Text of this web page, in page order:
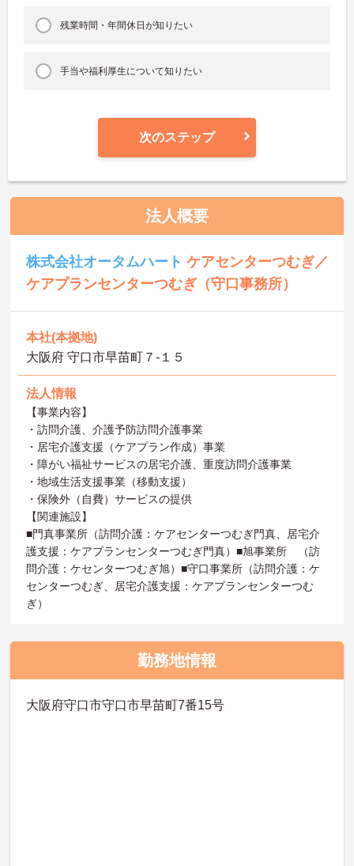
残業時間・年間休日が知りたい
手当や福利厚生について知りたい
次のステップ
法人概要
株式会社オータムハートケアセンターつむぎ／
ケアプランセンターつむぎ（守口事務所）
本社(本拠地)
大阪府 守口市早苗町７-１５
法人情報
【事業内容】
・訪問介護、介護予防訪問介護事業
・居宅介護支援（ケアプラン作成）事業
・障がい福祉サービスの居宅介護、重度訪問介護事業
・地域生活支援事業（移動支援）
・保険外（自費）サービスの提供
【関連施設】
■門真事業所（訪問介護：ケアセンターつむぎ門真、居宅介
護支援：ケアプランセンターつむぎ門真）■旭事業所 （訪
問介護：ケセンターつむぎ旭）■守口事業所（訪問介護：ケ
センターつむぎ、居宅介護支援：ケアプランセンターつむ
ぎ）
勤務地情報
大阪府守口市守口市早苗町7番15号